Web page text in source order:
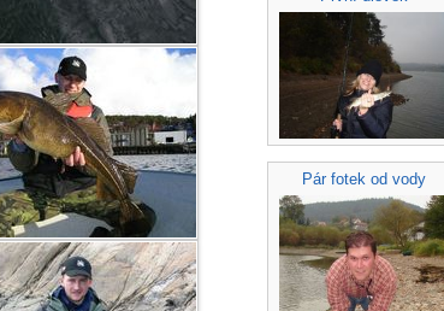
Pár fotek od vody